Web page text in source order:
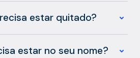
estar quitado?
estar no seu nome?